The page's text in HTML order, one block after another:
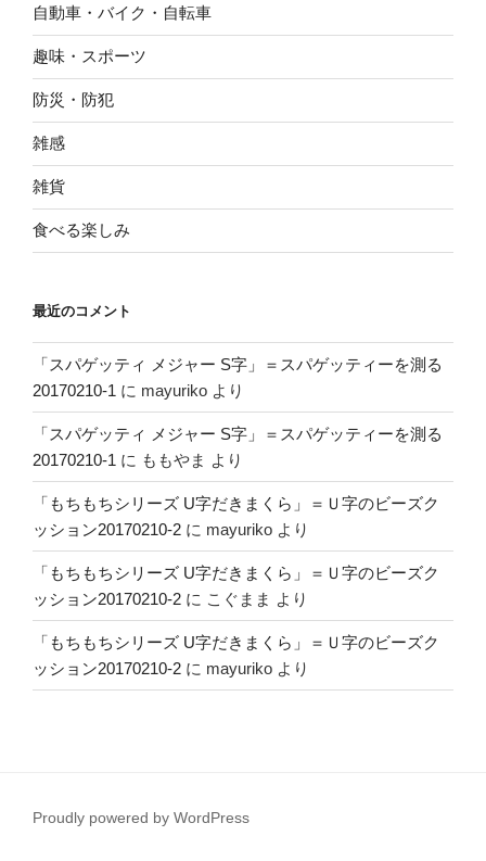
自動車・バイク・自転車
趣味・スポーツ
防災・防犯
雑感
雑貨
食べる楽しみ
最近のコメント
「スパゲッティ メジャー S字」＝スパゲッティーを測る
20170210-1 に mayuriko より
「スパゲッティ メジャー S字」＝スパゲッティーを測る
20170210-1 に ももやま より
「もちもちシリーズ U字だきまくら」＝Ｕ字のビーズク
ッション20170210-2 に mayuriko より
「もちもちシリーズ U字だきまくら」＝Ｕ字のビーズク
ッション20170210-2 に こぐまま より
「もちもちシリーズ U字だきまくら」＝Ｕ字のビーズク
ッション20170210-2 に mayuriko より
Proudly powered by WordPress